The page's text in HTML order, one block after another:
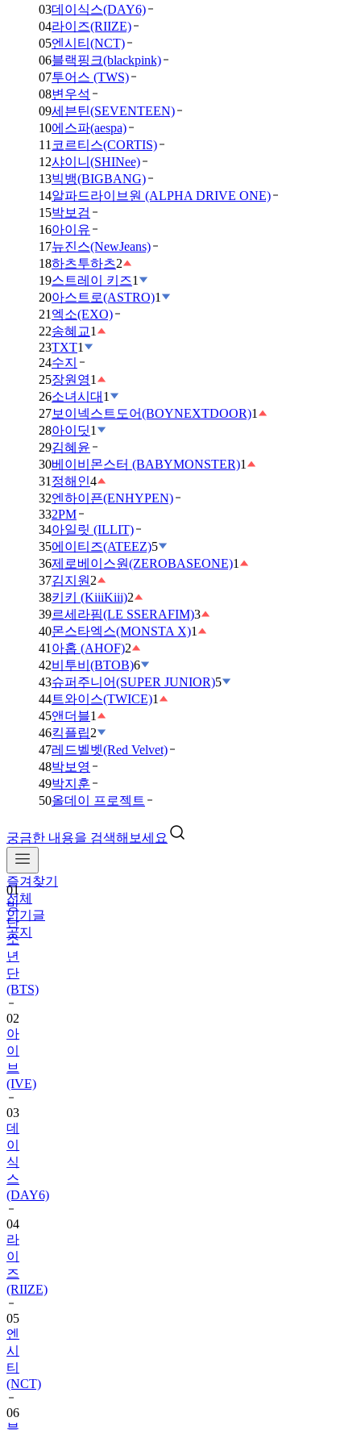
03데이식스(DAY6)
04라이즈(RIIZE)
05엔시티(NCT)
06블랙핑크(blackpink)
07투어스 (TWS)
08변우석
09세븐틴(SEVENTEEN)
10에스파(aespa)
11 코르티스(CORTIS)
12샤이니(SHINee)
13빅뱅(BIGBANG)
14알파드라이브원 (ALPHA DRIVE ONE)
15박보검
16아이유
17뉴진스(NewJeans)
18하츠투하츠2
19스트레이 키즈1
20아스트로(ASTRO)1
21 엑소(EXO)
22송혜교1
23TXT1
24수지
25장원영1
26소녀시대 1
27보이넥스트도어(BOYNEXTDOOR)1
28아이딧1
29김혜윤
30베이비몬스터 (BABYMONSTER)1
31 정해인4
32엔하이픈(ENHYPEN)
332PM
34아일릿 (ILLIT)
35에이티즈(ATEEZ)5
36제로베이스원(ZEROBASEONE)1
37김지원 2
38키키 (KiiiKiii)2
39르세라핌(LE SSERAFIM)3
40몬스타엑스(MONSTA X)1
41 아홉 (AHOF)2
42비투비(BTOB)6
43슈퍼주니어(SUPER JUNIOR)5
44트와이스(TWICE)1
45앤더블1
46킥플립2
47레드벨벳(Red Velvet)
48박보영
49박지훈
50올데이 프로젝트
궁금한 내용을 검색해보세요
즐겨찾기
전체
인기글
공지
01
방
탄
소
년
단
(BTS)
02
아
이
브
(IVE)
03
데
이
식
스
(DAY6)
04
라
이
즈
(RIIZE)
05
엔
시
티
(NCT)
06